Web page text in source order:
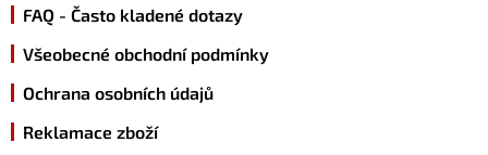
FAQ - Často kladené dotazy
Všeobecné obchodní podmínky
Ochrana osobních údajů
Reklamace zboží